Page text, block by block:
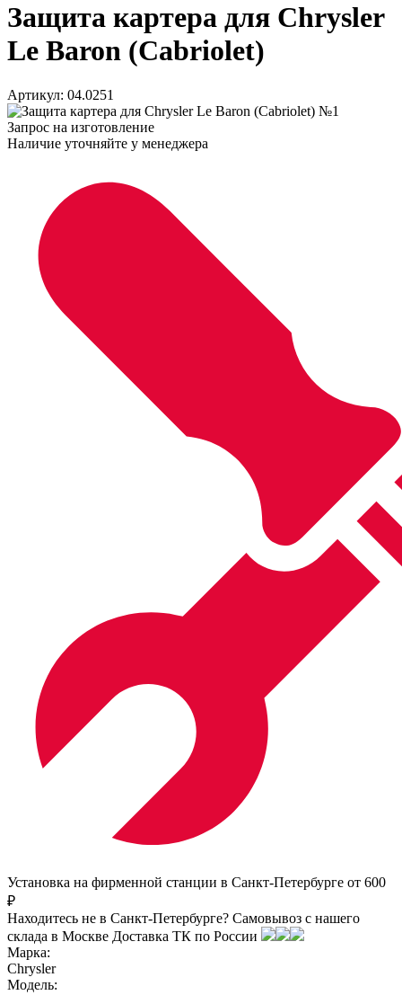
Защита картера для Chrysler
Le Baron (Cabriolet)
Артикул: 04.0251
Запрос на изготовление
Наличие уточняйте у менеджера
Установка на фирменной станции в Санкт-Петербурге от 600
₽
Находитесь не в Санкт-Петербурге? Самовывоз с нашего
склада в Москве Доставка ТК по России
Марка:
Chrysler
Модель: